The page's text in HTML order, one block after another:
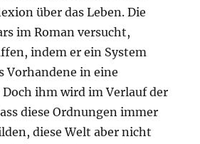
über das Leben. Die
im Roman versucht,
indem er ein System
Vorhandene in eine
ihm wird im Verlauf der
diese Ordnungen immer
diese Welt aber nicht